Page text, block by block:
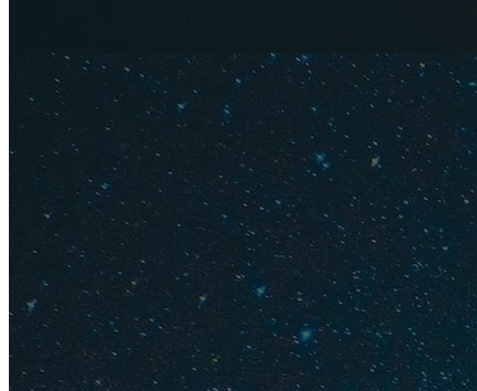
фалафель.
Если вы
это прекрасный
суммы в счете.
стоит он
правило,
заведения.
напиток (вода,
по будням, но
четверг